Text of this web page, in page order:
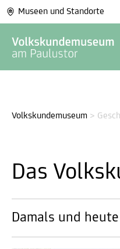
Museen und Standorte
Volkskundemuseum >
Das
Damals und heute